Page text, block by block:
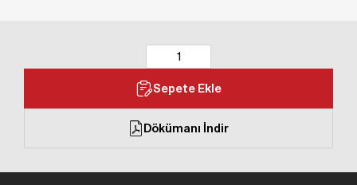
Sepete Ekle
Dökümanı İndir